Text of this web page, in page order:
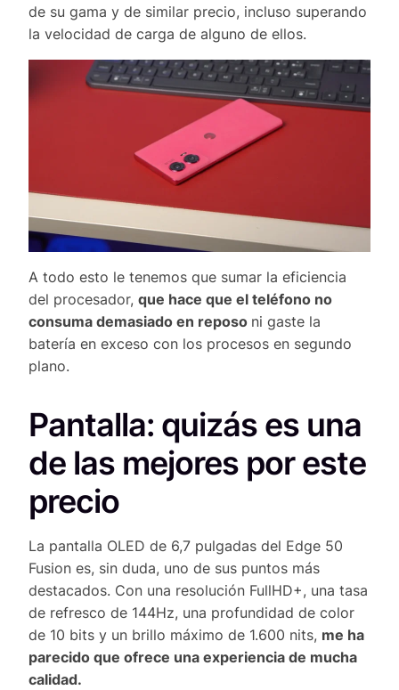
de su gama y de similar precio, incluso superando
la velocidad de carga de alguno de ellos.
A todo esto le tenemos que sumar la eficiencia
del procesador, que hace que el teléfono no
consuma demasiado en reposo ni gaste la
batería en exceso con los procesos en segundo
plano.
Pantalla: quizás es una
de las mejores por este
precio
La pantalla OLED de 6,7 pulgadas del Edge 50
Fusion es, sin duda, uno de sus puntos más
destacados. Con una resolución FullHD+, una tasa
de refresco de 144Hz, una profundidad de color
de 10 bits y un brillo máximo de 1.600 nits, me ha
parecido que ofrece una experiencia de mucha
calidad.